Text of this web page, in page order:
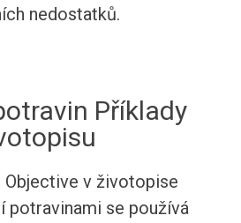
nedostatků.
Příklady
Objective v životopise
potravinami se používá